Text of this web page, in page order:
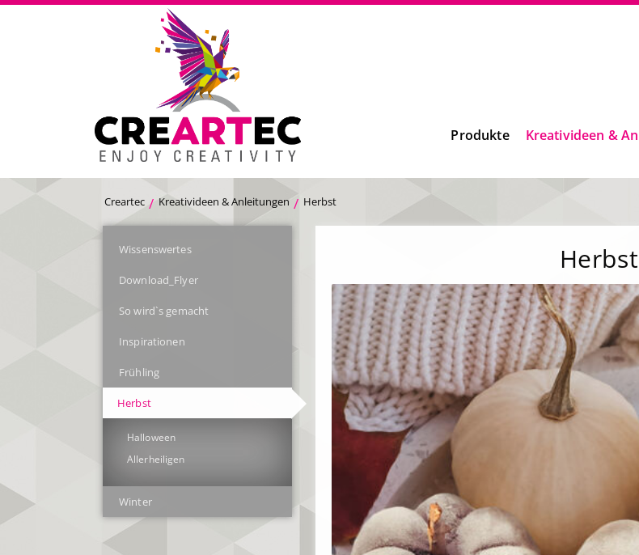
Produkte Kreativideen &
Creartec Kreativideen & Anleitungen Herbst
Wissenswertes
Download_Flyer
So wird`s gemacht
Inspirationen
Frühling
Herbst
Halloween
Allerheiligen
Winter